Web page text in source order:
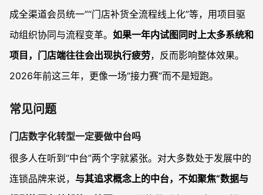
成全渠道会员统一”“门店补货全流程线上化”等，用项目驱
动组织协同与流程变革。 如果一年内试图同时上太多系统和
项目，门店端往往会出现执行疲劳，反而影响整体效果。
2026年前这三年，更像一场“接力赛”而不是短跑。
常见问题
门店数字化转型一定要做中台吗
很多人在听到“中台”两个字就紧张。对大多数处于发展中的
连锁品牌来说， 与其追求概念上的中台，不如聚焦“数据与